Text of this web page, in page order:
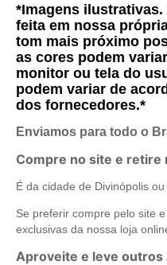
*Imagens ilustrativas.
feita em nossa
tom mais próximo
as cores podem
monitor ou tela do
podem variar de
dos fornecedores.*
Enviamos para todo o
Compre no site e retire
É da cidade de Divinópolis
Se preferir compre pelo site
exclusivas da nossa loja
Aproveite e leve outros